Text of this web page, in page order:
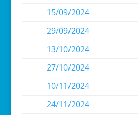
15/09/2024
29/09/2024
13/10/2024
27/10/2024
10/11/2024
24/11/2024